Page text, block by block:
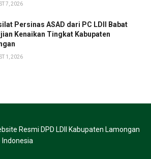
7, 2026
Persinas ASAD dari PC LDII Babat
Kenaikan Tingkat Kabupaten
1, 2026
Resmi DPD LDII Kabupaten Lamongan